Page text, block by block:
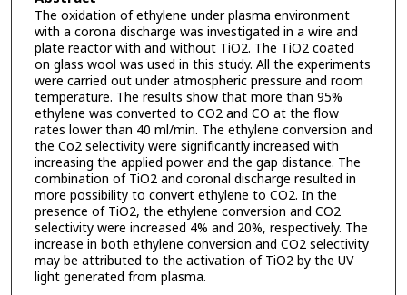
The oxidation of ethylene under plasma environment
with a corona discharge was investigated in a wire and
plate reactor with and without TiO2. The TiO2 coated
on glass wool was used in this study. All the experiments
were carried out under atmospheric pressure and room
temperature. The results show that more than 95%
ethylene was converted to CO2 and CO at the flow
rates lower than 40 ml/min. The ethylene conversion and
the Co2 selectivity were significantly increased with
increasing the applied power and the gap distance. The
combination of TiO2 and coronal discharge resulted in
more possibility to convert ethylene to CO2. In the
presence of TiO2, the ethylene conversion and CO2
selectivity were increased 4% and 20%, respectively. The
increase in both ethylene conversion and CO2 selectivity
may be attributed to the activation of TiO2 by the UV
light generated from plasma.